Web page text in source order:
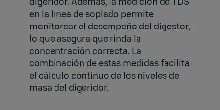
en la línea de soplado permite
monitorear el desempeño del digestor,
lo que asegura que rinda la
concentración correcta. La
combinación de estas medidas facilita
el cálculo continuo de los niveles de
masa del digeridor.